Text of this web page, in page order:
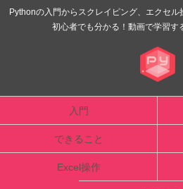
Pythonの入門からスクレイピング、エクセ
初心者でも分かる！動画で学習す
入門
できること
Excel操作